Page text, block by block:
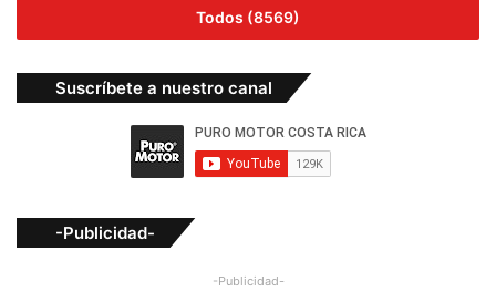
Todos (8569)
Suscríbete a nuestro canal
-Publicidad-
-Publicidad-